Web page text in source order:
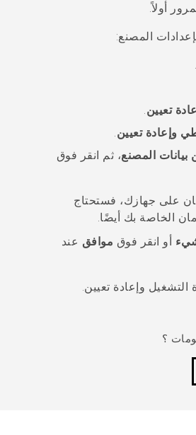
أولاً.
المصنع:
.
تعيين.
وإعادة تعيين.
بيانات المصنع، ثم انقر فوق
على جهازك، فستحتاج
الخاصة بك أيضًا.
أو انقر فوق موافق عند
التشغيل وإعادة تعيين.
؟